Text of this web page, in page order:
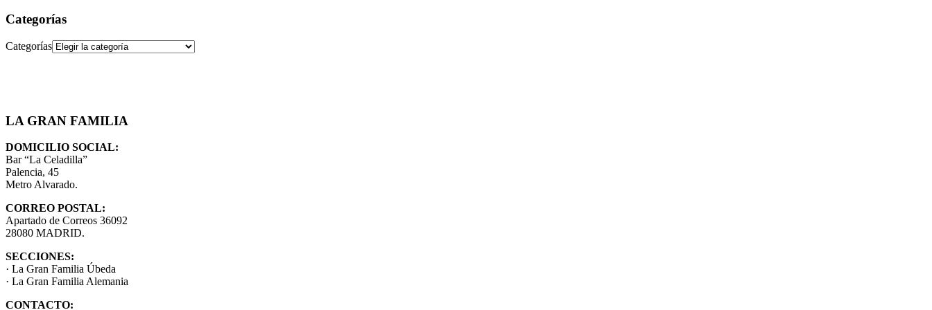
Categorías
Categorías
LA GRAN FAMILIA
DOMICILIO SOCIAL:
Bar “La Celadilla”
Palencia, 45
Metro Alvarado.
CORREO POSTAL:
Apartado de Correos 36092
28080 MADRID.
SECCIONES:
· La Gran Familia Úbeda
· La Gran Familia Alemania
CONTACTO: